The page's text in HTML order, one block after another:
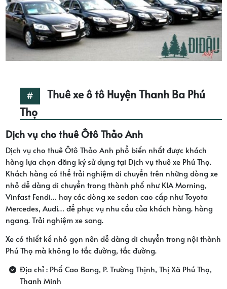
Thuê xe ô tô Huyện Thanh Ba Phú
Thọ
Dịch vụ cho thuê Ôtô Thảo Anh
Dịch vụ cho thuê Ôtô Thảo Anh phổ biến nhất được khách
hàng lựa chọn đăng ký sử dụng tại Dịch vụ thuê xe Phú Thọ.
Khách hàng có thể trải nghiệm di chuyển trên những dòng xe
nhỏ dễ dàng di chuyển trong thành phố như KIA Morning,
Vinfast Fendi… hay các dòng xe sedan cao cấp như Toyota
Mercedes, Audi… để phục vụ nhu cầu của khách hàng. hàng
ngang. Trải nghiệm xe sang.
Xe có thiết kế nhỏ gọn nên dễ dàng di chuyển trong nội thành
Phú Thọ mà không lo tắc đường, tắc đường.
Địa chỉ : Phố Cao Bang, P. Trường Thịnh, Thị Xã Phú Thọ,
Thanh Minh